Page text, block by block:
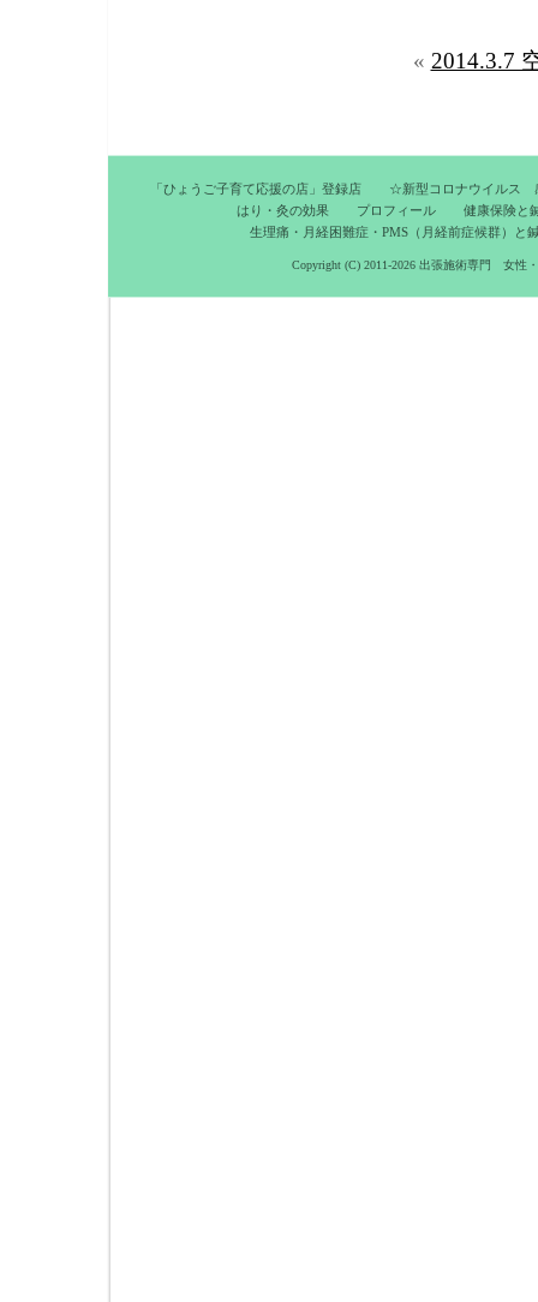
« 2014.3.7
「ひょうご子育て応援の店」登録店
☆新型コロナウイルス
はり・灸の効果
プロフィール
健康保険と
生理痛・月経困難症・PMS（月経前症候群）と
Copyright (C) 2011-2026 出張施術専門 女性